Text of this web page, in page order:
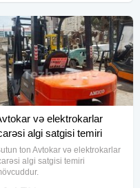
və elektrokarlar
algi satgisi temiri
ton Avtokar və elektrokarlar
algi satgisi temiri